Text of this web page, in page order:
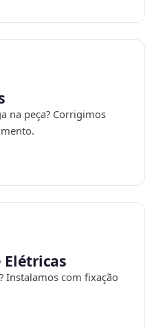
na peça? Corrigimos
Elétricas
com fixação